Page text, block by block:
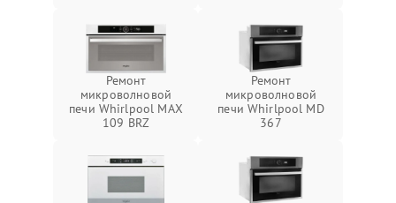
Ремонт
микроволновой
печи Whirlpool MAX
109 BRZ
Ремонт
микроволновой
печи Whirlpool MD
367